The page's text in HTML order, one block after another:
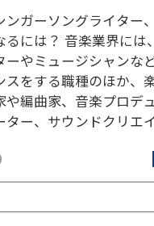
ンガーソングライター
るには？ 音楽業界には
ーやミュージシャンな
スをする職種のほか、
や編曲家、音楽プロデ
ター、サウンドクリエ
職種があります。近年
いることもあり、作曲